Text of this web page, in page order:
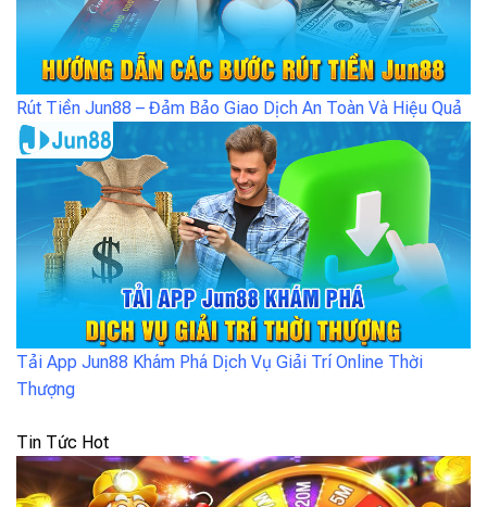
Rút Tiền Jun88 – Đảm Bảo Giao Dịch An Toàn Và Hiệu Quả
Tải App Jun88 Khám Phá Dịch Vụ Giải Trí Online Thời
Thượng
Tin Tức Hot